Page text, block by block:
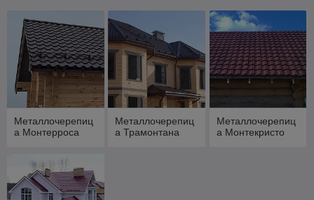
Металлочерепиц
а Монтерроса
Металлочерепиц
а Трамонтана
Металлочерепиц
а Монтекристо